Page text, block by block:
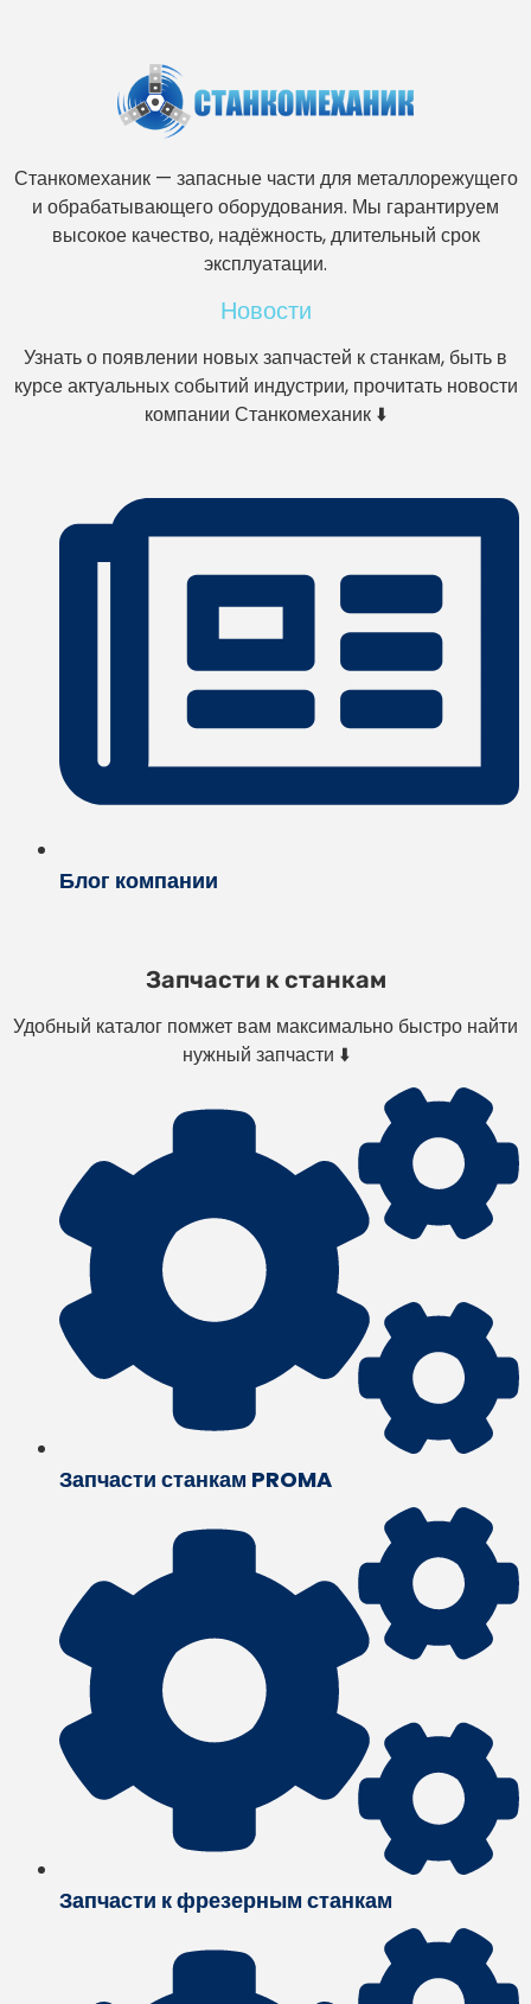
Станкомеханик — запасные части для металлорежущего
и обрабатывающего оборудования. Мы гарантируем
высокое качество, надёжность, длительный срок
эксплуатации.
Новости
Узнать о появлении новых запчастей к станкам, быть в
курсе актуальных событий индустрии, прочитать новости
компании Станкомеханик ⬇️
Блог компании
Запчасти к станкам
Удобный каталог помжет вам максимально быстро найти
нужный запчасти ⬇️
Запчасти станкам PROMA
Запчасти к фрезерным станкам